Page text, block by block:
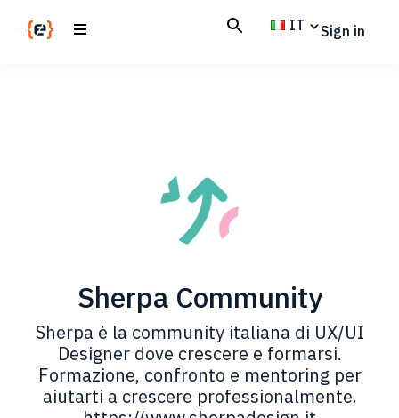
IT Sign in
Sherpa Community
Sherpa è la community italiana di UX/UI
Designer dove crescere e formarsi.
Formazione, confronto e mentoring per
aiutarti a crescere professionalmente.